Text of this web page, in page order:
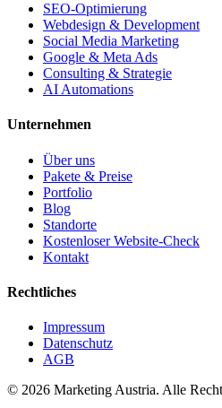
SEO-Optimierung
Webdesign & Development
Social Media Marketing
Google & Meta Ads
Consulting & Strategie
AI Automations
Unternehmen
Über uns
Pakete & Preise
Portfolio
Blog
Standorte
Kostenloser Website-Check
Kontakt
Rechtliches
Impressum
Datenschutz
AGB
© 2026 Marketing Austria. Alle